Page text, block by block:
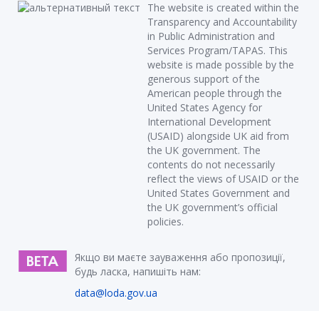
The website is created within the
Transparency and Accountability
in Public Administration and
Services Program/TAPAS. This
website is made possible by the
generous support of the
American people through the
United States Agency for
International Development
(USAID) alongside UK aid from
the UK government. The
contents do not necessarily
reflect the views of USAID or the
United States Government and
the UK government’s official
policies.
Якщо ви маєте зауваження або пропозиції,
будь ласка, напишіть нам:
data@loda.gov.ua